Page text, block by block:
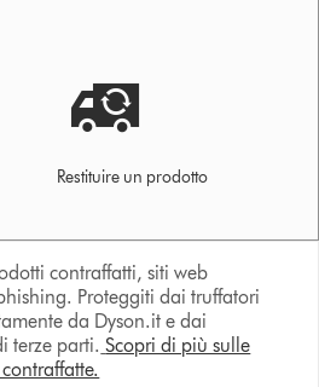
Restituire un prodotto
contraffatti, siti web
Proteggiti dai truffatori
da Dyson.it e dai
terze parti. Scopri di più sulle